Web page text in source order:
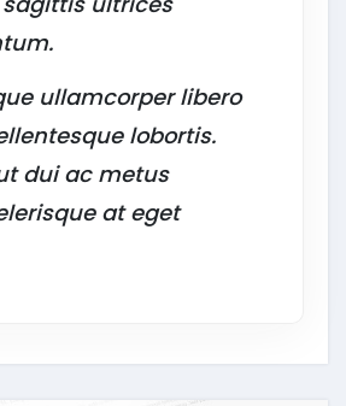
ullamcorper libero
lobortis.
dui ac metus
at eget